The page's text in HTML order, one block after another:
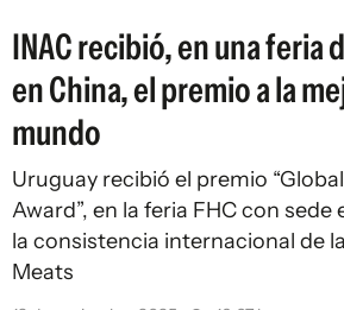
INAC recibió, en una feria
en China, el premio a la
mundo
Uruguay recibió el premio
Award”, en la feria FHC con sede
la consistencia internacional de
Meats